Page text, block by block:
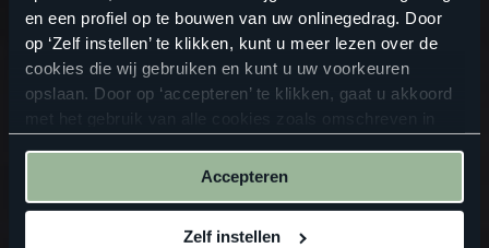
en een profiel op te bouwen van uw onlinegedrag. Door
op ‘Zelf instellen’ te klikken, kunt u meer lezen over de
cookies die wij gebruiken en kunt u uw voorkeuren
opslaan. Door op ‘accepteren’ te klikken, gaat u akkoord
met het gebruik van alle cookies zoals omschreven in
Accepteren
Zelf instellen